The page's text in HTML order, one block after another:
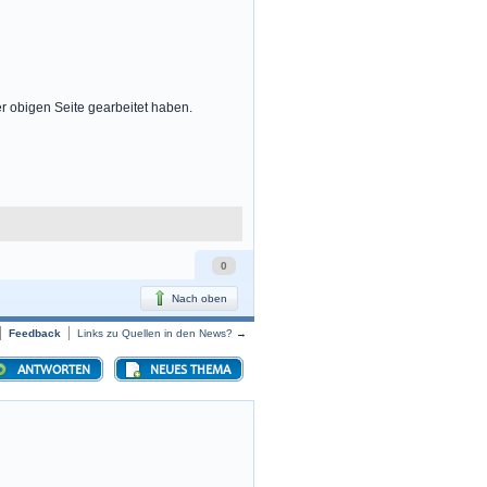
obigen Seite gearbeitet haben.
0
Nach oben
Feedback Links zu Quellen in den News? →
NEUES THEMA
ANTWORTEN